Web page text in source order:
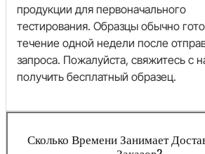
продукции для первоначального
тестирования. Образцы обычно
течение одной недели после
запроса. Пожалуйста, свяжитесь с
получить бесплатный образец.
Сколько Времени Занимает